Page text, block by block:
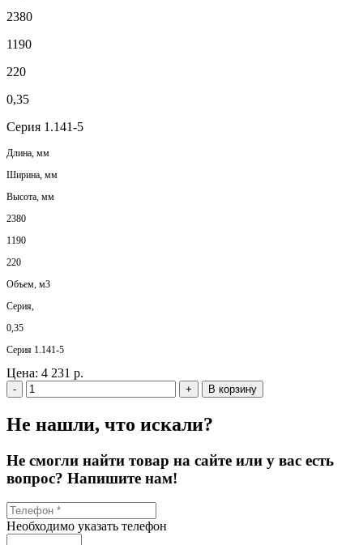
2380
1190
220
0,35
Серия 1.141-5
Длина, мм
Ширина, мм
Высота, мм
2380
1190
220
Объем, м3
Серия,
0,35
Серия 1.141-5
Цена: 4 231 р.
- + В корзину
Не нашли, что искали?
Не смогли найти товар на сайте или у вас есть
вопрос? Напишите нам!
Необходимо указать телефон